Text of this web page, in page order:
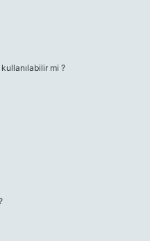
kullanılabilir mi ?